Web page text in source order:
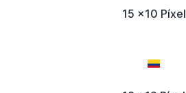
15 x10 Píxel